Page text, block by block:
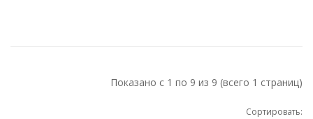
Показано с 1 по 9 из 9 (всего 1 страниц)
Сортировать: